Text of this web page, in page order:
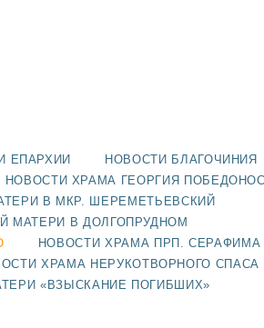
ЕПАРХИИ
НОВОСТИ БЛАГОЧИНИЯ
НОВОСТИ ХРАМА ГЕОРГИЯ
В МКР. ШЕРЕМЕТЬЕВСКИЙ
МАТЕРИ В ДОЛГОПРУДНОМ
НОВОСТИ ХРАМА ПРП.
ХРАМА НЕРУКОТВОРНОГО СПАСА
«ВЗЫСКАНИЕ ПОГИБШИХ»